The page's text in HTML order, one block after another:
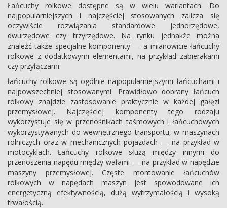
Łańcuchy rolkowe dostępne są w wielu wariantach. Do
najpopularniejszych i najczęściej stosowanych zalicza się
oczywiście rozwiązania standardowe jednorzędowe,
dwurzędowe czy trzyrzędowe. Na rynku jednakże można
znaleźć także specjalne komponenty — a mianowicie łańcuchy
rolkowe z dodatkowymi elementami, na przykład zabierakami
czy przyłączami.
łańcuchy rolkowe są ogólnie najpopularniejszymi łańcuchami i
najpowszechniej stosowanymi. Prawidłowo dobrany łańcuch
rolkowy znajdzie zastosowanie praktycznie w każdej gałęzi
przemysłowej. Najczęściej komponenty tego rodzaju
wykorzystuje się w przenośnikach taśmowych i łańcuchowych
wykorzystywanych do wewnętrznego transportu, w maszynach
rolniczych oraz w mechanicznych pojazdach — na przykład w
motocyklach. Łańcuchy rolkowe służą między innymi do
przenoszenia napędu między wałami — na przykład w napędzie
maszyny przemysłowej. Częste montowanie łańcuchów
rolkowych w napędach maszyn jest spowodowane ich
energetyczną efektywnością, dużą wytrzymałością i wysoką
trwałością.